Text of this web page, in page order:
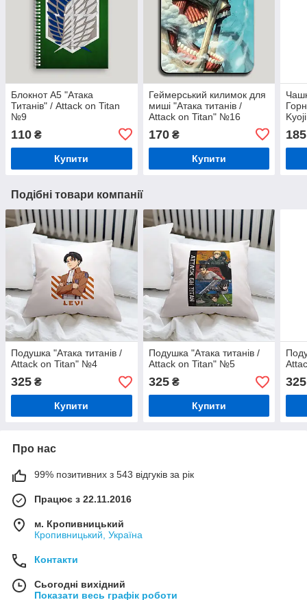
Блокнот А5 "Атака
Титанів" / Attack on Titan
№9
110 ₴
Купити
Геймерський килимок для
миші "Атака титанів /
Attack on Titan" №16
170₴
Купити
185
Подібні товари компанії
Подушка "Атака титанів /
Attack on Titan" №4
325 ₴
Купити
Подушка "Атака титанів /
Attack on Titan" №5
325₴
Купити
325
Про нас
99% позитивних з 543 відгуків за рік
Працює з 22.11.2016
м. Кропивницький
Кропивницький, Україна
Контакти
Сьогодні вихідний
Показати весь графік роботи